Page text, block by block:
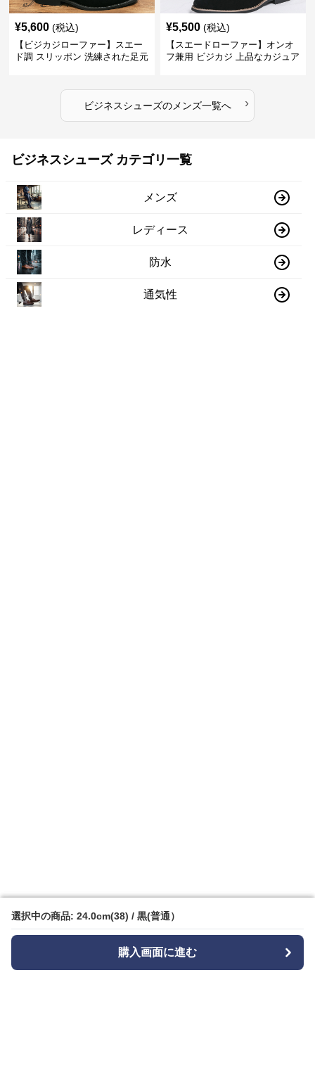
選択中の商品: 24.0cm(38) / 黒(普通）
購入画面に進む
選択中の商品: 24.0cm(38) / 黒(普通）
購入画面に進む
¥5,600 (税込)
【ビジカジローファー】スエー
ド調 スリッポン 洗練された足元
¥5,500 (税込)
【スエードローファー】オンオ
フ兼用 ビジカジ 上品なカジュア
ビジネスシューズのメンズ一覧へ ›
ビジネスシューズ カテゴリ一覧
メンズ
レディース
防水
通気性